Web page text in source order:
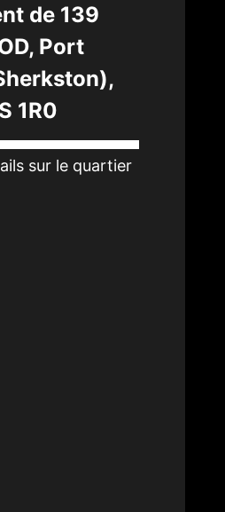
de 139
Port
1R0
sur le quartier